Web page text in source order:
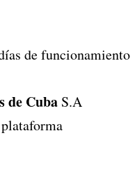
de funcionamiento
de CubaS.A